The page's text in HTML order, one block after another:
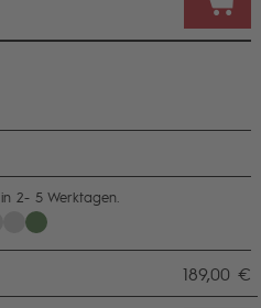
2- 5 Werktagen.
189,00 €